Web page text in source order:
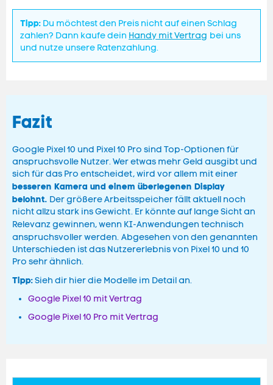
Tipp: Du möchtest den Preis nicht auf einen Schlag
zahlen? Dann kaufe dein Handy mit Vertrag bei uns
und nutze unsere Ratenzahlung.
Fazit
Google Pixel 10 und Pixel 10 Pro sind Top-Optionen für
anspruchsvolle Nutzer. Wer etwas mehr Geld ausgibt und
sich für das Pro entscheidet, wird vor allem mit einer
besseren Kamera und einem überlegenen Display
belohnt. Der größere Arbeitsspeicher fällt aktuell noch
nicht allzu stark ins Gewicht. Er könnte auf lange Sicht an
Relevanz gewinnen, wenn KI-Anwendungen technisch
anspruchsvoller werden. Abgesehen von den genannten
Unterschieden ist das Nutzererlebnis von Pixel 10 und 10
Pro sehr ähnlich.
Tipp:Sieh dir hier die Modelle im Detail an.
Google Pixel 10 mit Vertrag
Google Pixel 10 Pro mit Vertrag